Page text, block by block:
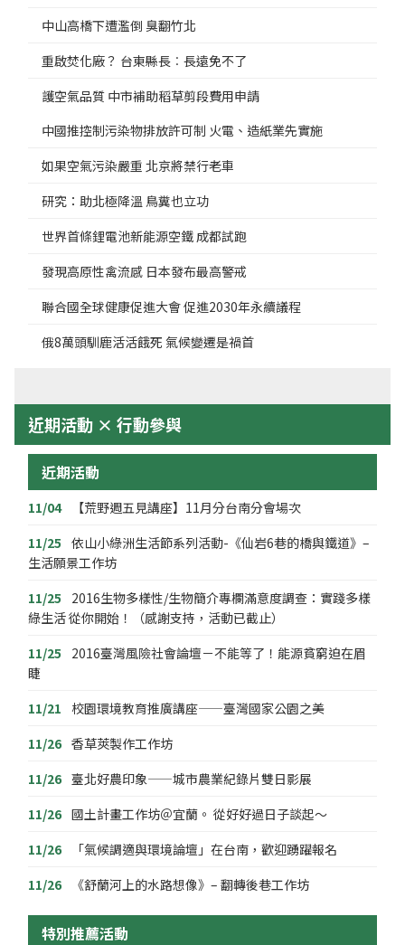
中山高橋下遭濫倒 臭翻竹北
重啟焚化廠？ 台東縣長︰長遠免不了
護空氣品質 中市補助稻草剪段費用申請
中國推控制污染物排放許可制 火電、造紙業先實施
如果空氣污染嚴重 北京將禁行老車
研究：助北極降溫 鳥糞也立功
世界首條鋰電池新能源空鐵 成都試跑
發現高原性禽流感 日本發布最高警戒
聯合國全球健康促進大會 促進2030年永續議程
俄8萬頭馴鹿活活餓死 氣候變遷是禍首
近期活動 × 行動參與
近期活動
11/04
【荒野週五見講座】11月分台南分會場次
11/25 依山小綠洲生活節系列活動-《仙岩6巷的橋與鐵道》–
生活願景工作坊
11/25
2016生物多樣性/生物簡介專欄滿意度調查：實踐多樣
綠生活 從你開始！（感謝支持，活動已截止）
11/25
2016臺灣風險社會論壇－不能等了！能源貧窮迫在眉
睫
11/21 校園環境教育推廣講座——臺灣國家公園之美
11/26 香草莢製作工作坊
11/26 臺北好農印象——城市農業紀錄片雙日影展
11/26 國土計畫工作坊＠宜蘭。 從好好過日子談起～
11/26
「氣候調適與環境論壇」在台南，歡迎踴躍報名
11/26
《舒蘭河上的水路想像》– 翻轉後巷工作坊
特別推薦活動